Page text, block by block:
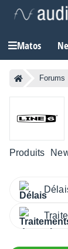
Matos
Forums
Produits